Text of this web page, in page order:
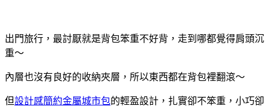
出門旅行，最討厭就是背包笨重不好背，走到哪都覺得肩頭沉
重～
內層也沒有良好的收納夾層，所以東西都在背包裡翻滾～
但設計感簡約金屬城市包的輕盈設計，扎實卻不笨重，小巧卻